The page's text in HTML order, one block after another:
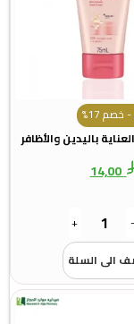
17%
باليدين والأظافر
14,00
-
+
الى السلة